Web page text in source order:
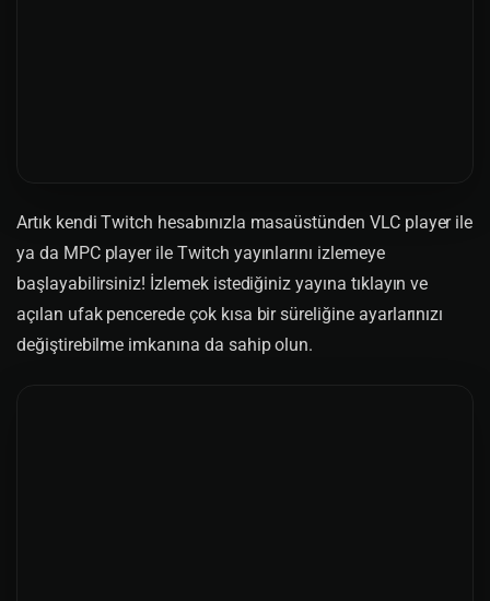
Artık kendi Twitch hesabınızla masaüstünden VLC player ile
ya da MPC player ile Twitch yayınlarını izlemeye
başlayabilirsiniz! İzlemek istediğiniz yayına tıklayın ve
açılan ufak pencerede çok kısa bir süreliğine ayarlarınızı
değiştirebilme imkanına da sahip olun.